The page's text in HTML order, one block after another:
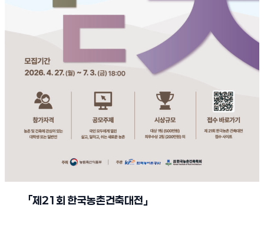
「제21 회 한국농촌건축대전 」